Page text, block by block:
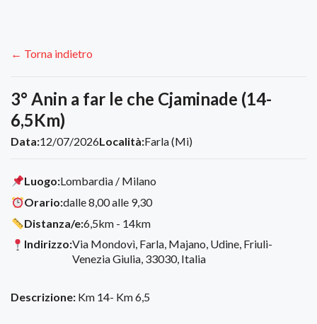
← Torna indietro
3° Anin a far le che Cjaminade (14-
6,5Km)
Data:12/07/2026Località:Farla (Mi)
Luogo:Lombardia / Milano
Orario:dalle 8,00 alle 9,30
Distanza/e:6,5km - 14km
Indirizzo:Via Mondovì, Farla, Majano, Udine, Friuli-
Venezia Giulia, 33030, Italia
Descrizione: Km 14- Km 6,5